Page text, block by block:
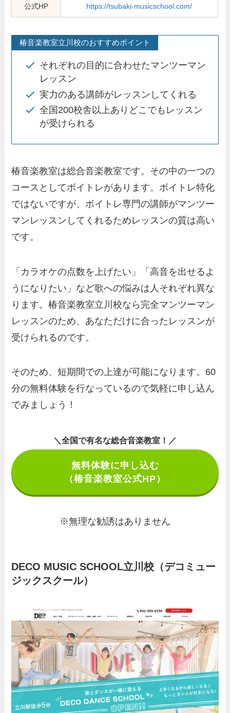
公式HP https://tsubaki-musicschool.com/
椿音楽教室立川校のおすすめポイント
それぞれの目的に合わせたマンツーマン
レッスン
実力のある講師がレッスンしてくれる
全国200校舎以上ありどこでもレッスン
が受けられる
椿音楽教室は総合音楽教室です。その中の一つの
コースとしてボイトレがあります。ボイトレ特化
ではないですが、ボイトレ専門の講師がマンツー
マンレッスンしてくれるためレッスンの質は高い
です。
「カラオケの点数を上げたい」「高音を出せるよ
うになりたい」など歌への悩みは人それぞれ異な
ります。椿音楽教室立川校なら完全マンツーマン
レッスンのため、あなただけに合ったレッスンが
受けられるのです。
そのため、短期間での上達が可能になります。60
分の無料体験を行なっているので気軽に申し込ん
でみましょう！
＼全国で有名な総合音楽教室！／
無料体験に申し込む
（椿音楽教室公式HP）
※無理な勧誘はありません
DECO MUSIC SCHOOL立川校（デコミュー
ジックスクール）